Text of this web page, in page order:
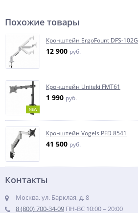
Похожие товары
Кронштейн ErgoFount DFS-102G
12 900 руб.
NEW
Кронштейн Uniteki FMT61
1 990 руб.
Кронштейн Vogels PFD 8541
41 500 руб.
Контакты
Москва, ул. Барклая, д. 8
8 (800) 700-34-09 ПН-ВС 10:00 – 20:00